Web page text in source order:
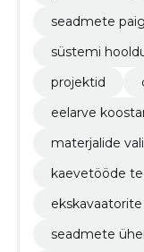
seadmete
süstemi
projektid
eelarve
materjalide
kaevetööde
seadmete